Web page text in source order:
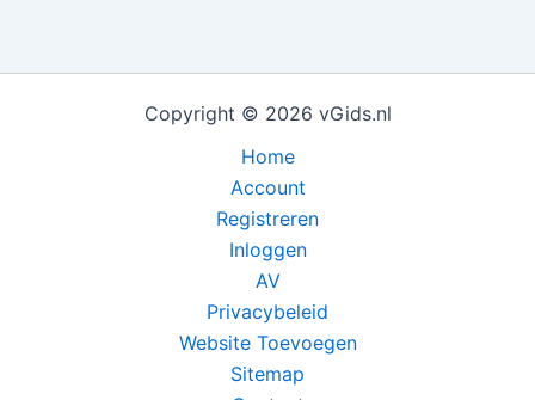
Copyright © 2026 vGids.nl
Home
Account
Registreren
Inloggen
AV
Privacybeleid
Website Toevoegen
Sitemap